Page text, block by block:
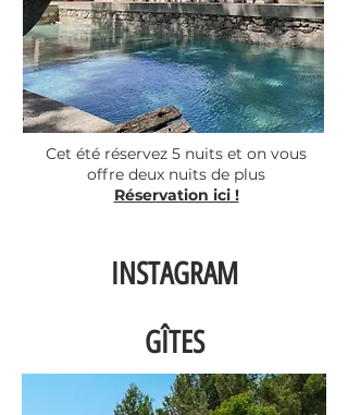
GÎTES
Cet été réservez 5 nuits et on vous
offre deux nuits de plus
Réservation ici !
INSTAGRAM